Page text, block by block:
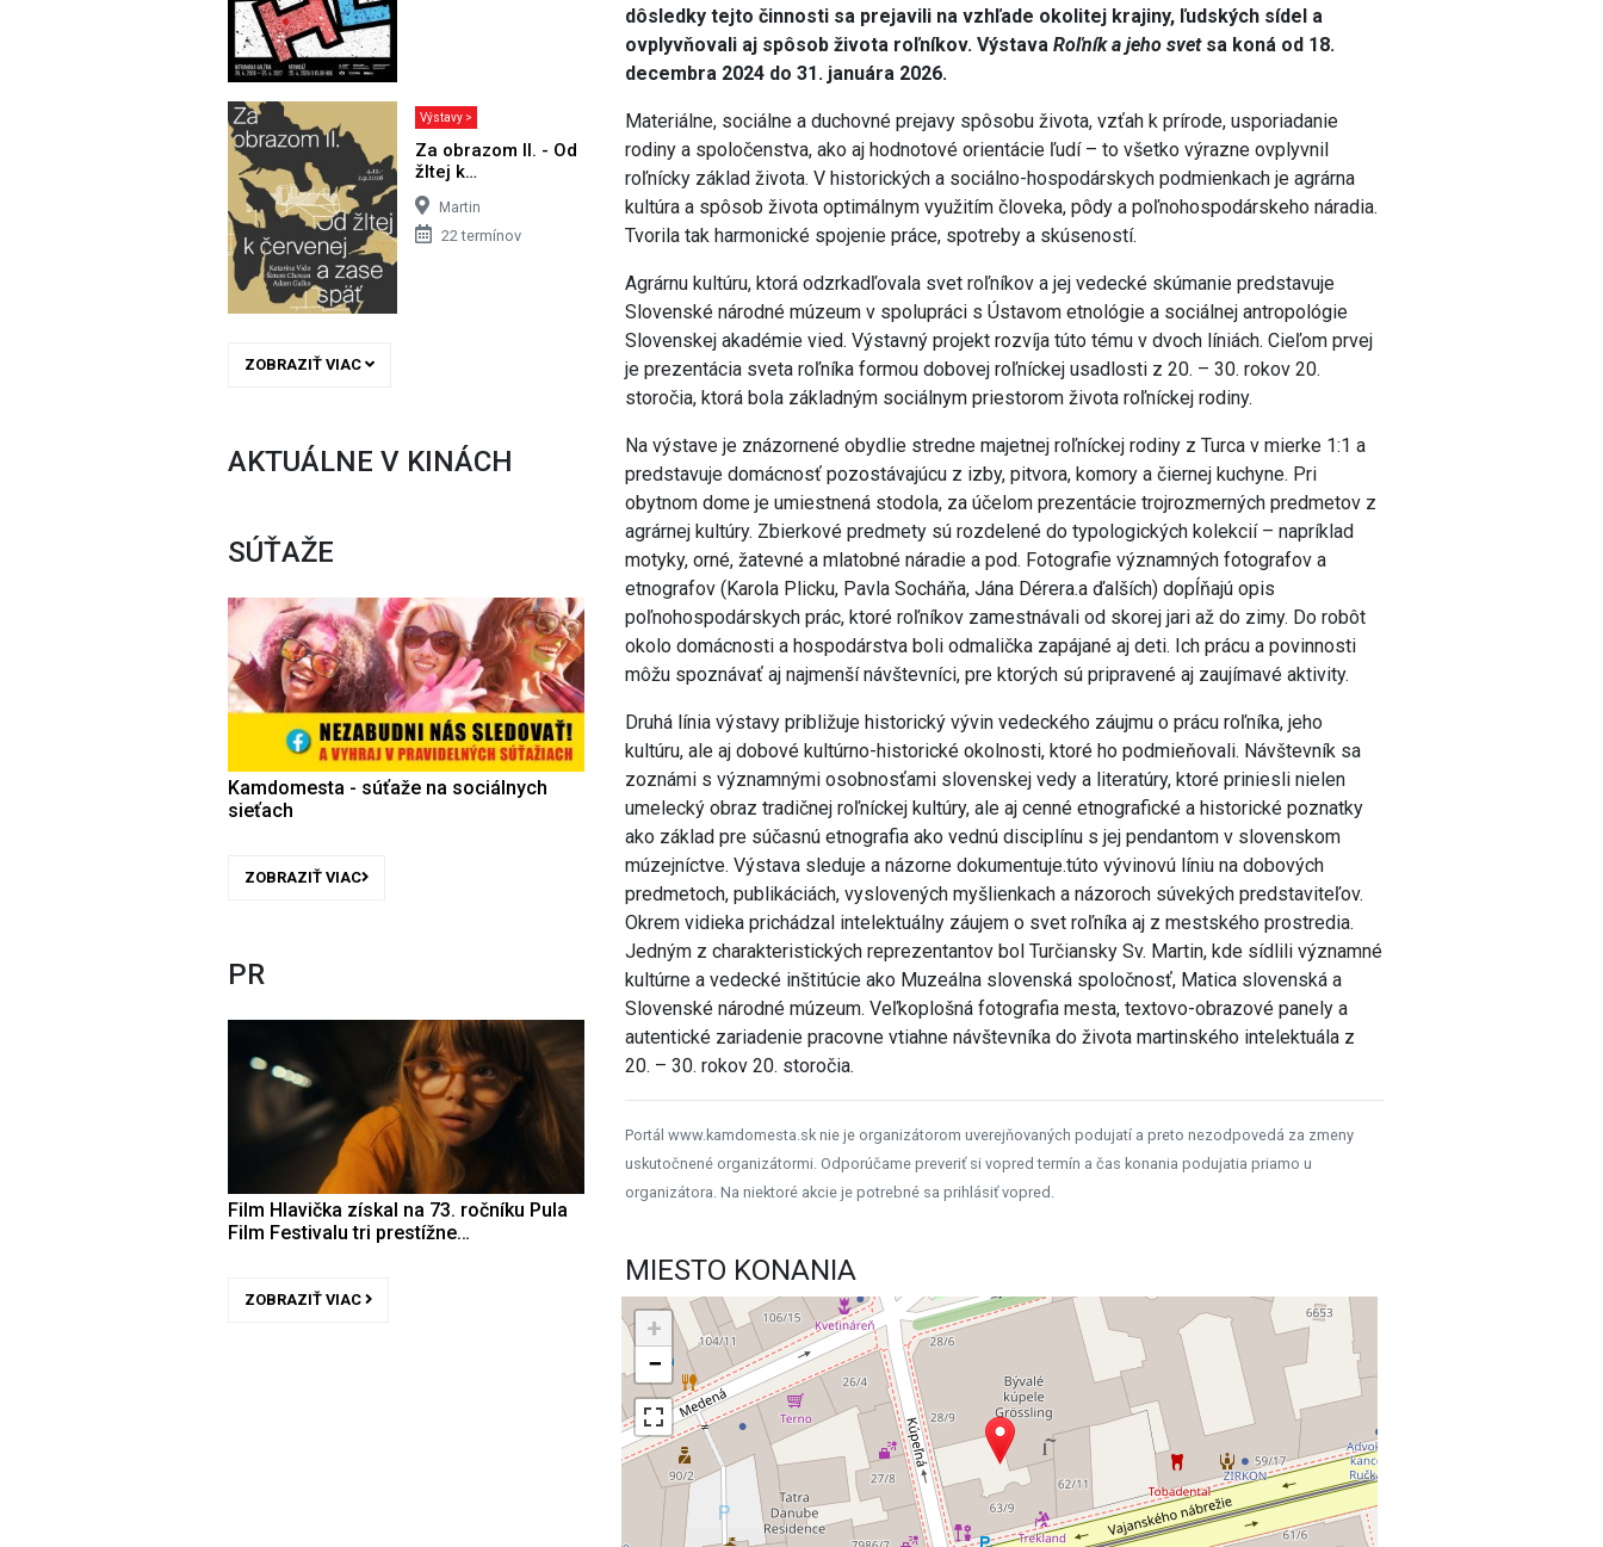
Výstavy >
Za obrazom II. - Od
žltej k…
Martin
22 termínov
ZOBRAZIŤ VIAC
AKTUÁLNE V KINÁCH
SÚŤAŽE
Kamdomesta - súťaže na sociálnych
sieťach
ZOBRAZIŤ VIAC
PR
Film Hlavička získal na 73. ročníku Pula
Film Festivalu tri prestížne…
ZOBRAZIŤ VIAC
dôsledky tejto činnosti sa prejavili na vzhľade okolitej krajiny, ľudských sídel a
ovplyvňovali aj spôsob života roľníkov. VýstavaRoľník a jeho svetsa koná od 18.
decembra 2024 do 31. januára 2026.
Materiálne, sociálne a duchovné prejavy spôsobu života, vzťah k prírode, usporiadanie
rodiny a spoločenstva, ako aj hodnotové orientácie ľudí – to všetko výrazne ovplyvnil
roľnícky základ života. V historických a sociálno-hospodárskych podmienkach je agrárna
kultúra a spôsob života optimálnym využitím človeka, pôdy a poľnohospodárskeho náradia.
Tvorila tak harmonické spojenie práce, spotreby a skúseností.
Agrárnu kultúru, ktorá odzrkadľovala svet roľníkov a jej vedecké skúmanie predstavuje
Slovenské národné múzeum v spolupráci s Ústavom etnológie a sociálnej antropológie
Slovenskej akadémie vied. Výstavný projekt rozvíja túto tému v dvoch líniách. Cieľom prvej
je prezentácia sveta roľníka formou dobovej roľníckej usadlosti z 20. – 30. rokov 20.
storočia, ktorá bola základným sociálnym priestorom života roľníckej rodiny.
Na výstave je znázornené obydlie stredne majetnej roľníckej rodiny z Turca v mierke 1:1 a
predstavuje domácnosť pozostávajúcu z izby, pitvora, komory a čiernej kuchyne. Pri
obytnom dome je umiestnená stodola, za účelom prezentácie trojrozmerných predmetov z
agrárnej kultúry. Zbierkové predmety sú rozdelené do typologických kolekcií – napríklad
motyky, orné, žatevné a mlatobné náradie a pod. Fotografie významných fotografov a
etnografov (Karola Plicku, Pavla Socháňa, Jána Dérera.a ďalších) dopĺňajú opis
poľnohospodárskych prác, ktoré roľníkov zamestnávali od skorej jari až do zimy. Do robôt
okolo domácnosti a hospodárstva boli odmalička zapájané aj deti. Ich prácu a povinnosti
môžu spoznávať aj najmenší návštevníci, pre ktorých sú pripravené aj zaujímavé aktivity.
Druhá línia výstavy približuje historický vývin vedeckého záujmu o prácu roľníka, jeho
kultúru, ale aj dobové kultúrno-historické okolnosti, ktoré ho podmieňovali. Návštevník sa
zoznámi s významnými osobnosťami slovenskej vedy a literatúry, ktoré priniesli nielen
umelecký obraz tradičnej roľníckej kultúry, ale aj cenné etnografické a historické poznatky
ako základ pre súčasnú etnografia ako vednú disciplínu s jej pendantom v slovenskom
múzejníctve. Výstava sleduje a názorne dokumentuje.túto vývinovú líniu na dobových
predmetoch, publikáciách, vyslovených myšlienkach a názoroch súvekých predstaviteľov.
Okrem vidieka prichádzal intelektuálny záujem o svet roľníka aj z mestského prostredia.
Jedným z charakteristických reprezentantov bol Turčiansky Sv. Martin, kde sídlili významné
kultúrne a vedecké inštitúcie ako Muzeálna slovenská spoločnosť, Matica slovenská a
Slovenské národné múzeum. Veľkoplošná fotografia mesta, textovo-obrazové panely a
autentické zariadenie pracovne vtiahne návštevníka do života martinského intelektuála z
20. – 30. rokov 20. storočia.
Portál www.kamdomesta.sk nie je organizátorom uverejňovaných podujatí a preto nezodpovedá za zmeny
uskutočnené organizátormi. Odporúčame preveriť si vopred termín a čas konania podujatia priamo u
organizátora. Na niektoré akcie je potrebné sa prihlásiť vopred.
MIESTO KONANIA
+
−